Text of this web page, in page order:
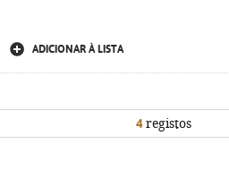
ADICIONAR À LISTA
4registos